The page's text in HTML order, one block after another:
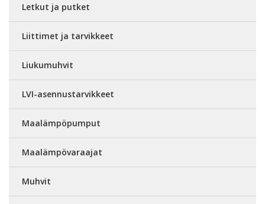
Letkut ja putket
Liittimet ja tarvikkeet
Liukumuhvit
LVI-asennustarvikkeet
Maalämpöpumput
Maalämpövaraajat
Muhvit